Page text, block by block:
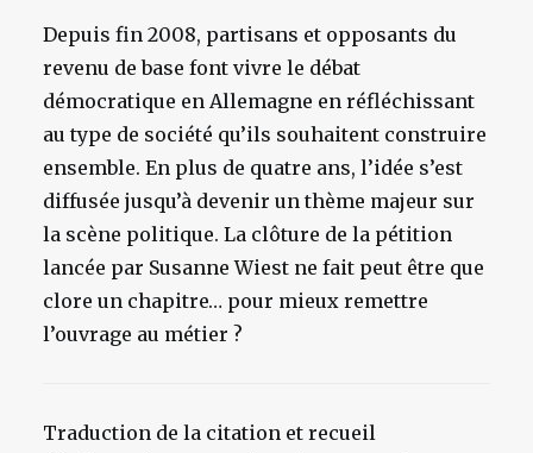
Depuis fin 2008, partisans et opposants du
revenu de base font vivre le débat
démocratique en Allemagne en réfléchissant
au type de société qu’ils souhaitent construire
ensemble. En plus de quatre ans, l’idée s’est
diffusée jusqu’à devenir un thème majeur sur
la scène politique. La clôture de la pétition
lancée par Susanne Wiest ne fait peut être que
clore un chapitre… pour mieux remettre
l’ouvrage au métier ?
Traduction de la citation et recueil